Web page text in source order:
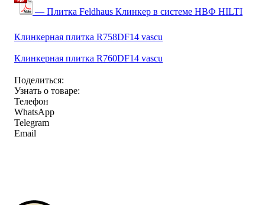
— Плитка Feldhaus Клинкер в системе НВФ HILTI
Клинкерная плитка R758DF14 vascu
Клинкерная плитка R760DF14 vascu
Поделиться:
Узнать о товаре:
Телефон
WhatsApp
Telegram
Email